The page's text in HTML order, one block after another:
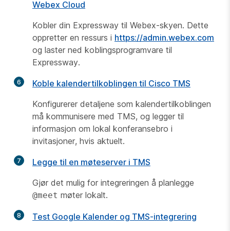
Webex Cloud
Kobler din Expressway til Webex-skyen. Dette
oppretter en ressurs i https://admin.webex.com
og laster ned koblingsprogramvare til
Expressway.
6
Koble kalendertilkoblingen til Cisco TMS
Konfigurerer detaljene som kalendertilkoblingen
må kommunisere med TMS, og legger til
informasjon om lokal konferansebro i
invitasjoner, hvis aktuelt.
7
Legge til en møteserver i TMS
Gjør det mulig for integreringen å planlegge
@meet møter lokalt.
8
Test Google Kalender og TMS-integrering